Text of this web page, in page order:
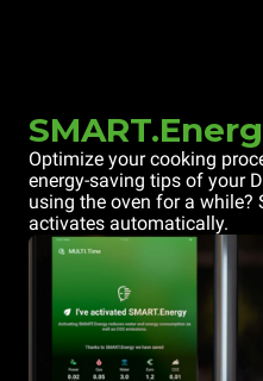
Optimize your cooking
energy-saving tips of your
using the oven for a while?
activates automatically.